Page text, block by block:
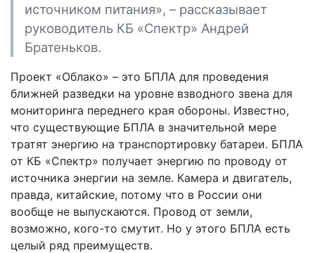
источником питания», – рассказывает
руководитель КБ «Спектр» Андрей
Братеньков.
Проект «Облако» – это БПЛА для проведения
ближней разведки на уровне взводного звена для
мониторинга переднего края обороны. Известно,
что существующие БПЛА в значительной мере
тратят энергию на транспортировку батареи. БПЛА
от КБ «Спектр» получает энергию по проводу от
источника энергии на земле. Камера и двигатель,
правда, китайские, потому что в России они
вообще не выпускаются. Провод от земли,
возможно, кого-то смутит. Но у этого БПЛА есть
целый ряд преимуществ.